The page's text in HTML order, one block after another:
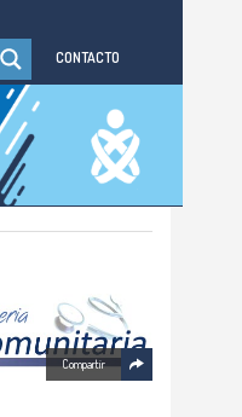
CONTACTO
Compartir